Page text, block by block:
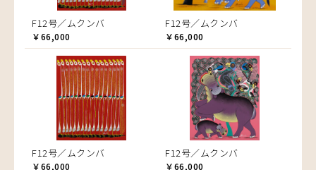
F12号／ムクンバ
￥66,000
F12号／ムクンバ
￥66,000
F12号／ムクンバ
￥66,000
F12号／ムクンバ
￥66,000